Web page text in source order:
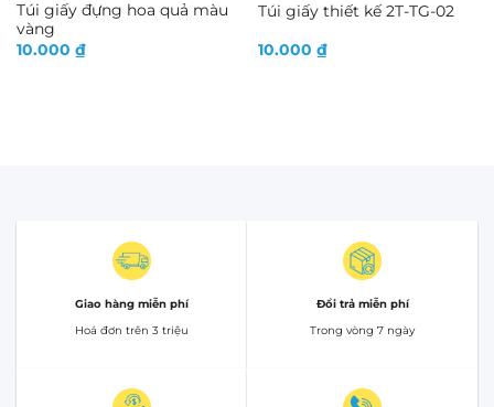
Túi giấy đựng hoa quả màu
vàng
10.000 ₫
Túi giấy thiết kế 2T-TG-02
10.000 ₫
Giao hàng miễn phí
Hoá đơn trên 3 triệu
Đổi trả miễn phí
Trong vòng 7 ngày